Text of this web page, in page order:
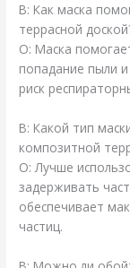
В: Как маска
террасной
О: Маска
попадание пыли
риск
В: Какой тип
композитной
О: Лучше
задерживать
обеспечивает
частиц.